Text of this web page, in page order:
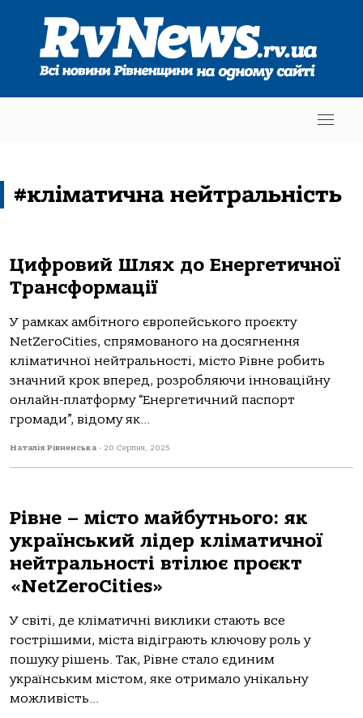
#кліматична нейтральність
Цифровий Шлях до Енергетичної
Трансформації
У рамках амбітного європейського проєкту
NetZeroCities, спрямованого на досягнення
кліматичної нейтральності, місто Рівне робить
значний крок вперед, розробляючи інноваційну
онлайн-платформу “Енергетичний паспорт
громади”, відому як...
Наталія Рівненська - 20 Серпня, 2025
Рівне – місто майбутнього: як
український лідер кліматичної
нейтральності втілює проєкт
«NetZeroCities»
У світі, де кліматичні виклики стають все
гострішими, міста відіграють ключову роль у
пошуку рішень. Так, Рівне стало єдиним
українським містом, яке отримало унікальну
можливість...